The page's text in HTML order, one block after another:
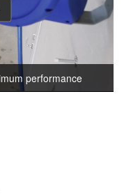
performance